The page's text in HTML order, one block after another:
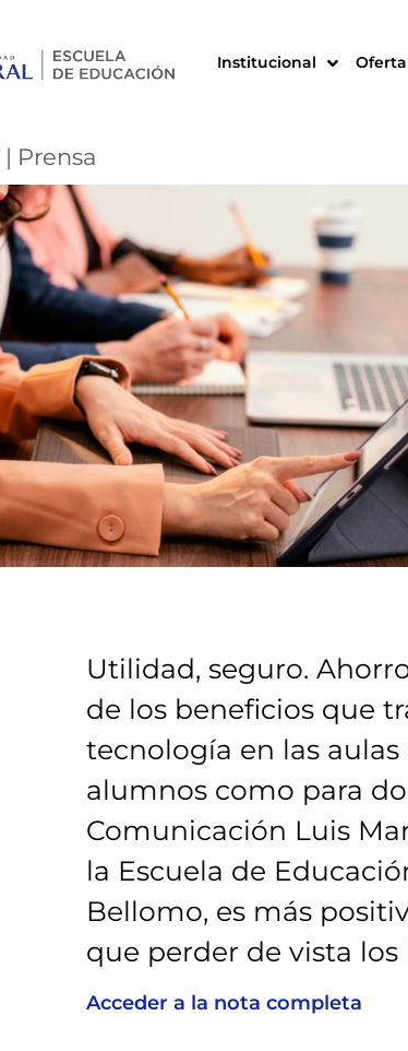
Institucional
| Prensa
Utilidad, seguro.
de los beneficios que
tecnología en las
alumnos como para
Comunicación Luis
la Escuela de
Bellomo, es más
que perder de vista los
Acceder a la nota completa